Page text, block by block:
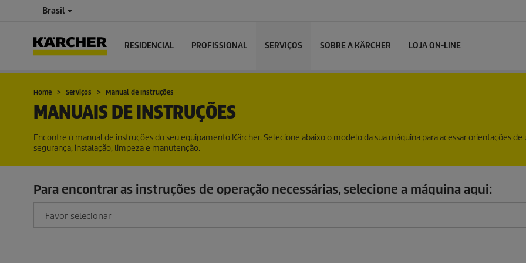
Brasil
RESIDENCIAL PROFISSIONAL SERVIÇOS SOBRE A KÄRCHER LOJA ON-LINE
Home Serviços Manual de Instruções
MANUAIS DE INSTRUÇÕES
Encontre o manual de instruções do seu equipamento Kärcher. Selecione abaixo o modelo da sua máquina para acessar orientações de
segurança, instalação, limpeza e manutenção.
Para encontrar as instruções de operação necessárias, selecione a máquina aqui: